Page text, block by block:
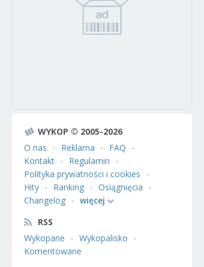
WYKOP © 2005-2026
O nas
Reklama
FAQ
Kontakt
Regulamin
Polityka prywatności i cookies
Hity
Ranking
Osiągnięcia
Changelog
więcej
RSS
Wykopane
Wykopalisko
Komentowane